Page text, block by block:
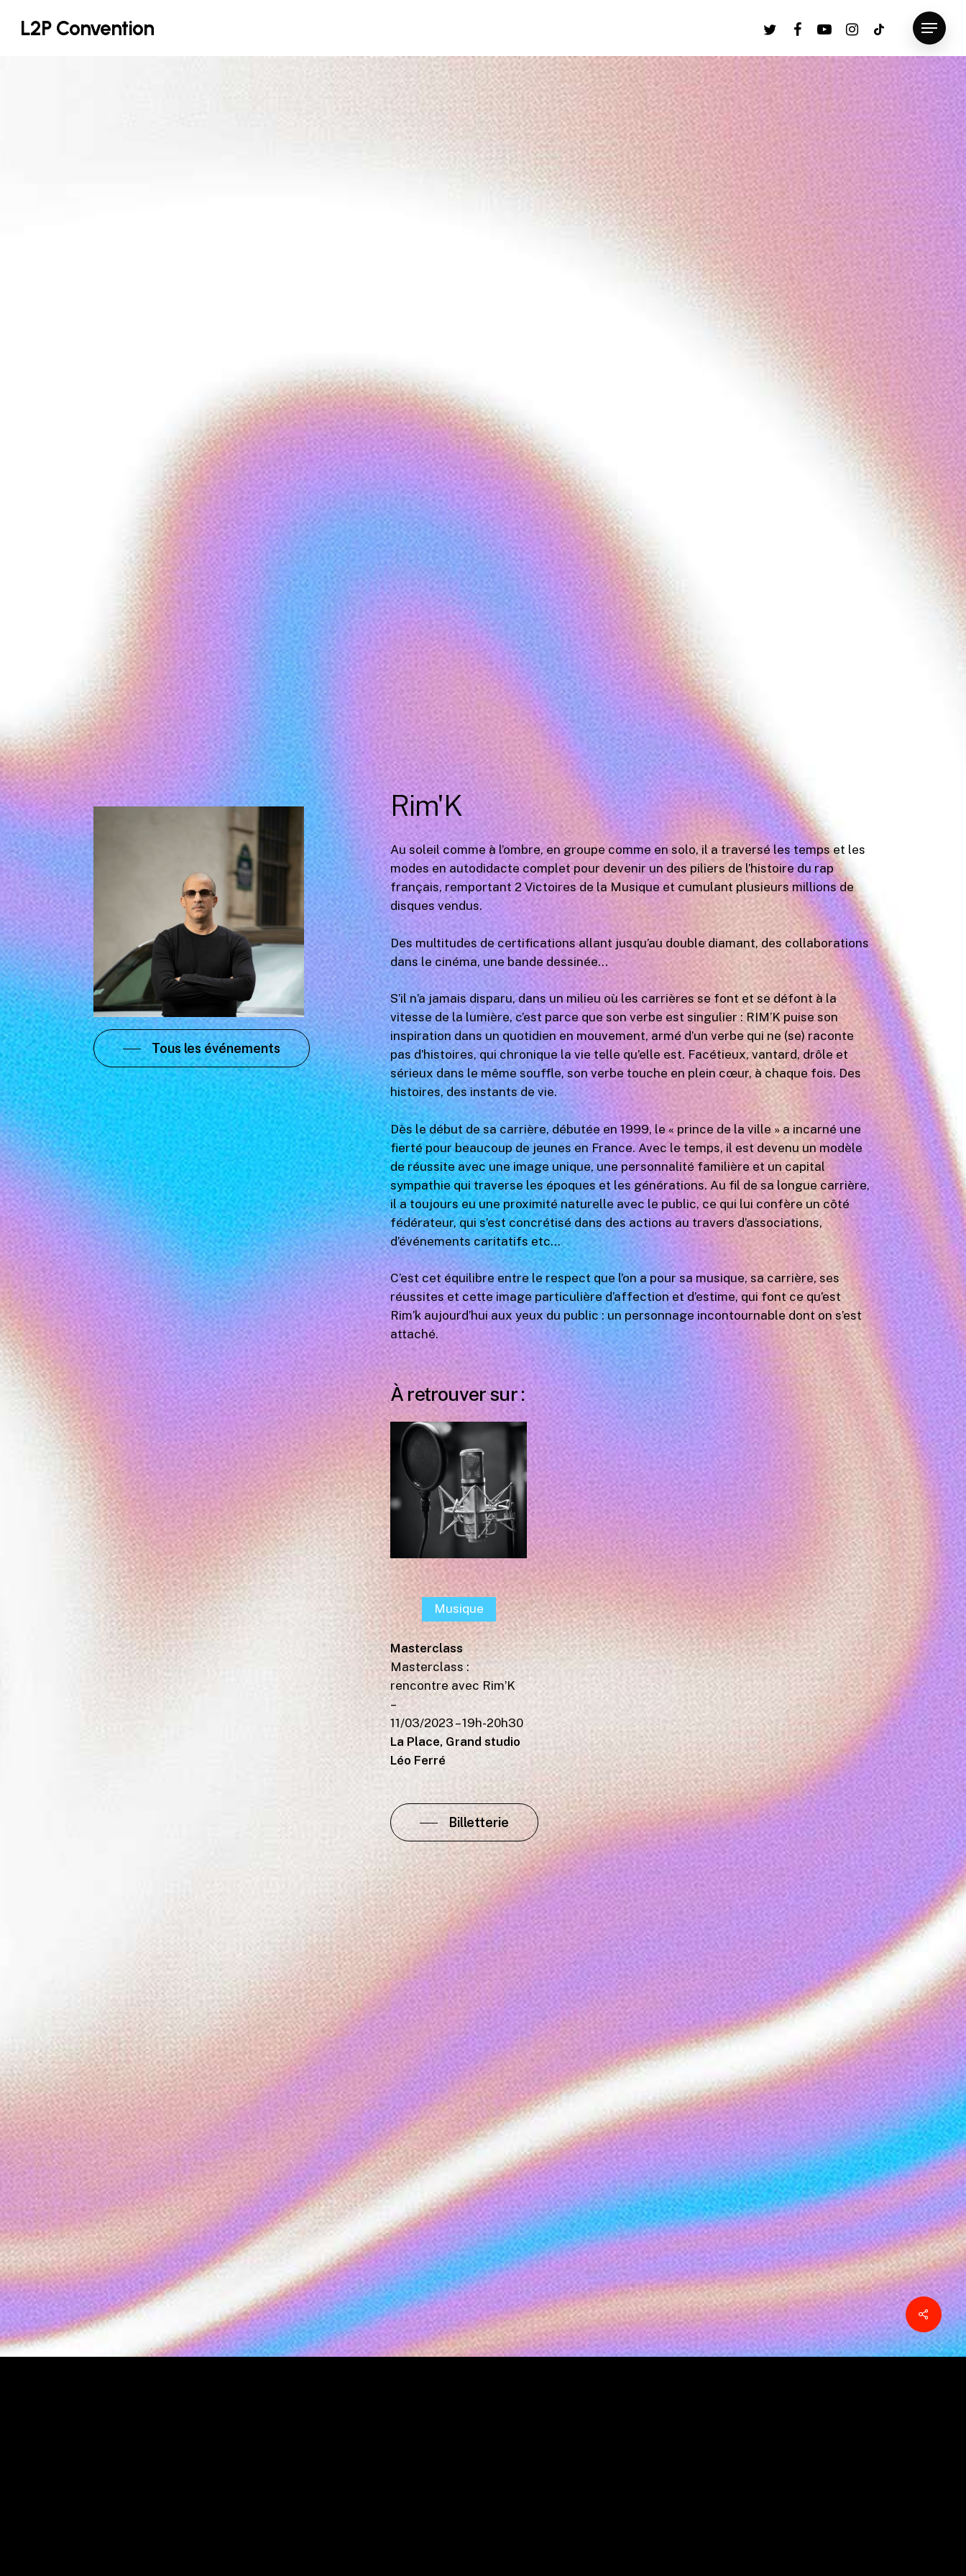
L2P Convention twitter facebookyoutubeinstagram
tiktok Menu
Tous les événements
Rim'K
Au soleil comme à l’ombre, en groupe comme en solo, il a traversé les temps et les
modes en autodidacte complet pour devenir un des piliers de l’histoire du rap
français, remportant 2 Victoires de la Musique et cumulant plusieurs millions de
disques vendus.
Des multitudes de certifications allant jusqu’au double diamant, des collaborations
dans le cinéma, une bande dessinée…
S’il n’a jamais disparu, dans un milieu où les carrières se font et se défont à la
vitesse de la lumière, c’est parce que son verbe est singulier : RIM’K puise son
inspiration dans un quotidien en mouvement, armé d’un verbe qui ne (se) raconte
pas d’histoires, qui chronique la vie telle qu’elle est. Facétieux, vantard, drôle et
sérieux dans le même souffle, son verbe touche en plein cœur, à chaque fois. Des
histoires, des instants de vie.
Dès le début de sa carrière, débutée en 1999, le « prince de la ville » a incarné une
fierté pour beaucoup de jeunes en France. Avec le temps, il est devenu un modèle
de réussite avec une image unique, une personnalité familière et un capital
sympathie qui traverse les époques et les générations. Au fil de sa longue carrière,
il a toujours eu une proximité naturelle avec le public, ce qui lui confère un côté
fédérateur, qui s’est concrétisé dans des actions au travers d’associations,
d’événements caritatifs etc…
C’est cet équilibre entre le respect que l’on a pour sa musique, sa carrière, ses
réussites et cette image particulière d’affection et d’estime, qui font ce qu’est
Rim’k aujourd’hui aux yeux du public : un personnage incontournable dont on s’est
attaché.
À retrouver sur :
Musique
Masterclass
Masterclass :
rencontre avec Rim’K
–
11/03/2023 – 19h-20h30
La Place, Grand studio
Léo Ferré
Billetterie